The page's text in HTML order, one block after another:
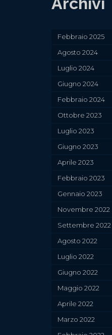
Febbraio 2025
Agosto 2024
Luglio 2024
Giugno 2024
Febbraio 2024
Ottobre 2023
Luglio 2023
Giugno 2023
Aprile 2023
Febbraio 2023
Gennaio 2023
Novembre 2022
Settembre 2022
Agosto 2022
Luglio 2022
Giugno 2022
Maggio 2022
Aprile 2022
Marzo 2022